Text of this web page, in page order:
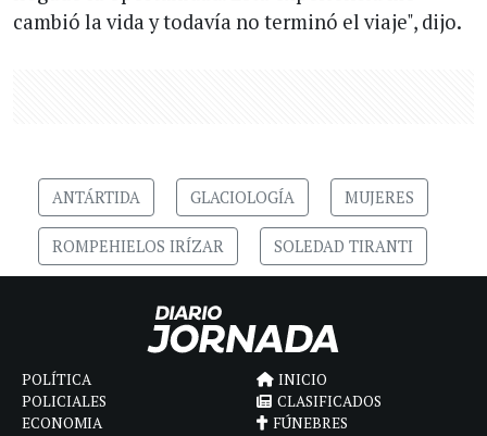
cambió la vida y todavía no terminó el viaje", dijo.
ANTÁRTIDA GLACIOLOGÍA MUJERES
ROMPEHIELOS IRÍZAR SOLEDAD TIRANTI
POLÍTICA
POLICIALES
ECONOMIA
INICIO
CLASIFICADOS
FÚNEBRES